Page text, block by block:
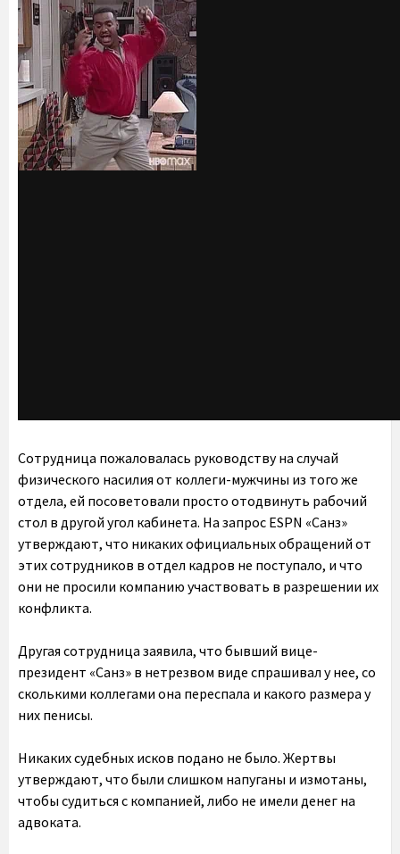
Сотрудница пожаловалась руководству на случай
физического насилия от коллеги-мужчины из того же
отдела, ей посоветовали просто отодвинуть рабочий
стол в другой угол кабинета. На запрос ESPN «Санз»
утверждают, что никаких официальных обращений от
этих сотрудников в отдел кадров не поступало, и что
они не просили компанию участвовать в разрешении их
конфликта.
Другая сотрудница заявила, что бывший вице-
президент «Санз» в нетрезвом виде спрашивал у нее, со
сколькими коллегами она переспала и какого размера у
них пенисы.
Никаких судебных исков подано не было. Жертвы
утверждают, что были слишком напуганы и измотаны,
чтобы судиться с компанией, либо не имели денег на
адвоката.